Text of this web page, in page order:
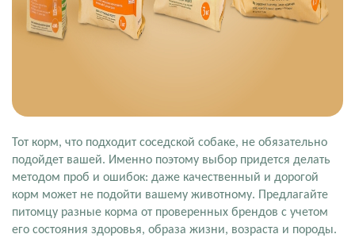
Тот корм, что подходит соседской собаке, не обязательно
подойдет вашей. Именно поэтому выбор придется делать
методом проб и ошибок: даже качественный и дорогой
корм может не подойти вашему животному. Предлагайте
питомцу разные корма от проверенных брендов с учетом
его состояния здоровья, образа жизни, возраста и породы.